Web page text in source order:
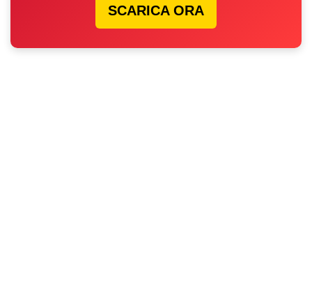
SCARICA ORA